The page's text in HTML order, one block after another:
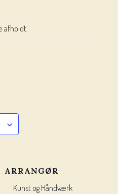
afholdt.
ARRANGØR
Kunst og Håndværk